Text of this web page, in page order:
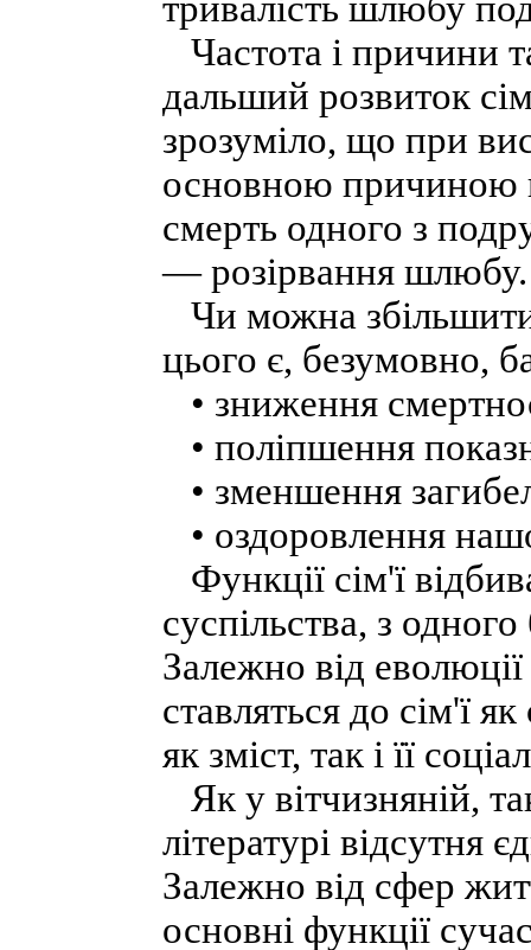
Частота і причини
дальший розвиток
зрозуміло, що при
основною причиною
смерть одного з
— розірвання шлюбу.
Чи можна
цього є, безумовно,
• зниження
• поліпшення
• зменшення
• оздоровлення
Функції сім'ї
суспільства, з
Залежно від еволюції
ставляться до сім'ї
як зміст, так і її
Як у вітчизняній,
літературі відсутня
Залежно від сфер
основні функції